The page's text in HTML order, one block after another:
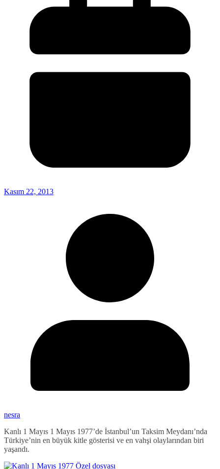
Kasım 22, 2013
nesra
Kanlı 1 Mayıs 1 Mayıs 1977’de İstanbul’un Taksim Meydanı’nda
Türkiye’nin en büyük kitle gösterisi ve en vahşi olaylarından biri
yaşandı.